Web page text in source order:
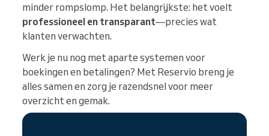
minder rompslomp. Het belangrijkste: het voelt
professioneel en transparant—precies wat
klanten verwachten.
Werk je nu nog met aparte systemen voor
boekingen en betalingen? Met Reservio breng je
alles samen en zorg je razendsnel voor meer
overzicht en gemak.